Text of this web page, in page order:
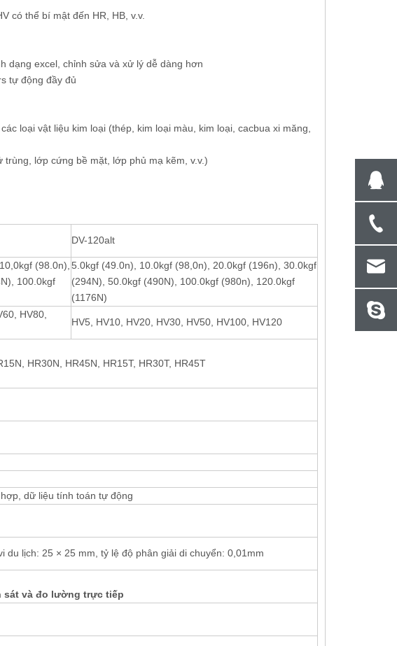
có thể bí mật đến HR, HB, v.v.
excel, chỉnh sửa và xử lý dễ dàng hơn
tự động đầy đủ
loại vật liệu kim loại (thép, kim loại màu, kim loại, cacbua xi măng,
lớp cứng bề mặt, lớp phủ mạ kẽm, v.v.)
DV-120alt
(98.0n),
100.0kgf
5.0kgf (49.0n), 10.0kgf (98,0n), 20.0kgf (196n), 30.0kgf
(294N), 50.0kgf (490N), 100.0kgf (980n), 120.0kgf
(1176N)
HV80,
HV5, HV10, HV20, HV30, HV50, HV100, HV120
HR30N, HR45N, HR15T, HR30T, HR45T
dữ liệu tính toán tự động
lịch: 25 × 25 mm, tỷ lệ độ phân giải di chuyển: 0,01mm
sát và đo lường trực tiếp